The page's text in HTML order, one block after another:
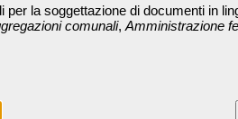
la soggettazione di documenti in
comunali, Amministrazione